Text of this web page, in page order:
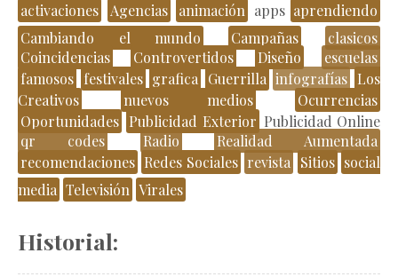
activaciones Agencias animación apps aprendiendo
Cambiando el mundo
Campañas
clasicos
Coincidencias
Controvertidos Diseño
escuelas
famosos festivales grafica Guerrilla infografías Los
Creativos
nuevos medios
Ocurrencias
Oportunidades Publicidad Exterior Publicidad Online
qr codes
Radio
Realidad Aumentada
recomendaciones Redes Sociales revista Sitios social
media Televisión Virales
Historial: